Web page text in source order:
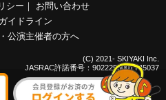
シー ｜
お問い合わせ
イドライン
公演主催者の方へ
(C) 2021- SKIYAKI Inc.
JASRAC許諾番号：9022255001Y45037